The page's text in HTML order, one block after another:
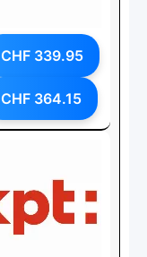
CHF 339.95
CHF 364.15